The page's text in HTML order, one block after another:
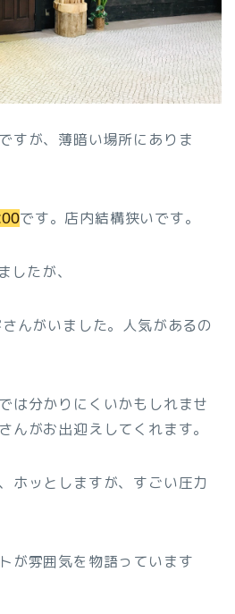
すが、薄暗い場所にありま
です。店内結構狭いです。
たが、
んがいました。人気があるの
は分かりにくいかもしれませ
んがお出迎えしてくれます。
ホッとしますが、すごい圧力
が雰囲気を物語っています